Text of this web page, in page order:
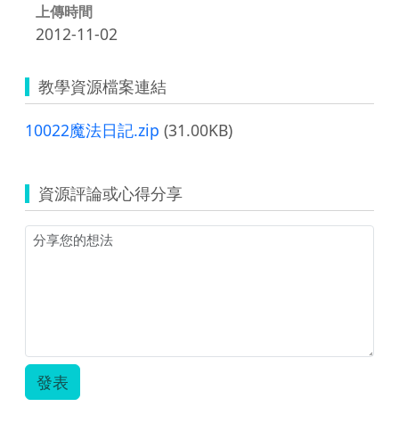
上傳時間
2012-11-02
教學資源檔案連結
10022魔法日記.zip (31.00KB)
資源評論或心得分享
發表